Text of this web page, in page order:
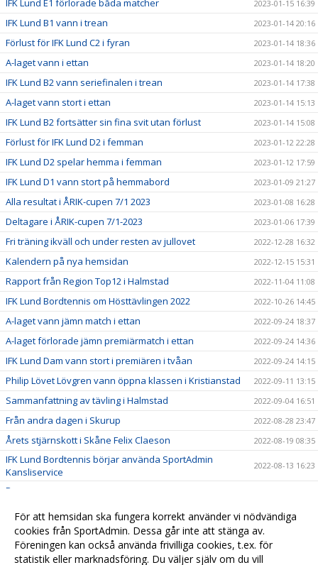
IFK Lund E1 förlorade båda matcher 2023-01-15 16:39
IFK Lund B1 vann i trean 2023-01-14 20:16
Förlust för IFK Lund C2 i fyran 2023-01-14 18:36
A-laget vann i ettan 2023-01-14 18:20
IFK Lund B2 vann seriefinalen i trean 2023-01-14 17:38
A-laget vann stort i ettan 2023-01-14 15:13
IFK Lund B2 fortsätter sin fina svit utan förlust 2023-01-14 15:08
Förlust för IFK Lund D2 i femman 2023-01-12 22:28
IFK Lund D2 spelar hemma i femman 2023-01-12 17:59
IFK Lund D1 vann stort på hemmabord 2023-01-09 21:27
Alla resultat i ÅRIK-cupen 7/1 2023 2023-01-08 16:28
Deltagare i ÅRIK-cupen 7/1-2023 2023-01-06 17:39
Fri träning ikväll och under resten av jullovet 2022-12-28 16:32
Kalendern på nya hemsidan 2022-12-15 15:31
Rapport från Region Top12 i Halmstad 2022-11-04 11:08
IFK Lund Bordtennis om Hösttävlingen 2022 2022-10-26 14:45
A-laget vann jämn match i ettan 2022-09-24 18:37
A-laget förlorade jämn premiärmatch i ettan 2022-09-24 14:36
IFK Lund Dam vann stort i premiären i tvåan 2022-09-24 14:15
Philip Lövet Lövgren vann öppna klassen i Kristianstad 2022-09-11 13:15
Sammanfattning av tävling i Halmstad 2022-09-04 16:51
Från andra dagen i Skurup 2022-08-28 23:47
Årets stjärnskott i Skåne Felix Claeson 2022-08-19 08:35
IFK Lund Bordtennis börjar använda SportAdmin
Kansliservice
2022-08-13 16:23
Danne
IFK Lund P16 förlorade i SM-kval 2022-01-30 16:18
IFK Lund D1 vann i fyran 2022-01-27 16:19
Gamla nyheter 2022-01-01 11:10
För att hemsidan ska fungera korrekt använder vi nödvändiga
cookies från SportAdmin. Dessa går inte att stänga av.
Föreningen kan också använda frivilliga cookies, t.ex. för
statistik eller marknadsföring. Du väljer själv om du vill